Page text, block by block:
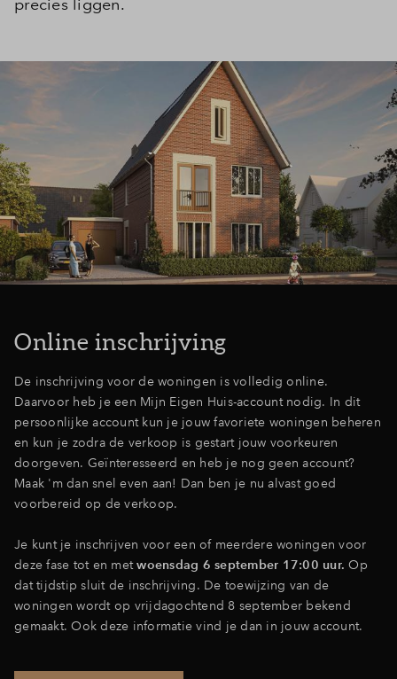
precies liggen.
Online inschrijving
De inschrijving voor de woningen is volledig online.
Daarvoor heb je een Mijn Eigen Huis-account nodig. In dit
persoonlijke account kun je jouw favoriete woningen beheren
en kun je zodra de verkoop is gestart jouw voorkeuren
doorgeven. Geïnteresseerd en heb je nog geen account?
Maak 'm dan snel even aan! Dan ben je nu alvast goed
voorbereid op de verkoop.
Je kunt je inschrijven voor een of meerdere woningen voor
deze fase tot en metwoensdag 6 september 17:00 uur. Op
dat tijdstip sluit de inschrijving. De toewijzing van de
woningen wordt op vrijdagochtend 8 september bekend
gemaakt. Ook deze informatie vind je dan in jouw account.